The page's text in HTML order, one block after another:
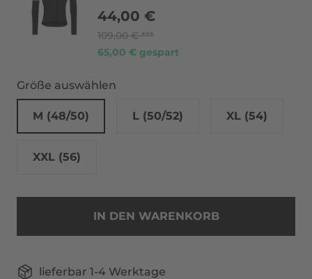
44,00 €
109,00 €
65,00 € gespart
Größe auswählen
M (48/50) L (50/52) XL (54)
XXL (56)
IN DEN WARENKORB
lieferbar 1-4 Werktage